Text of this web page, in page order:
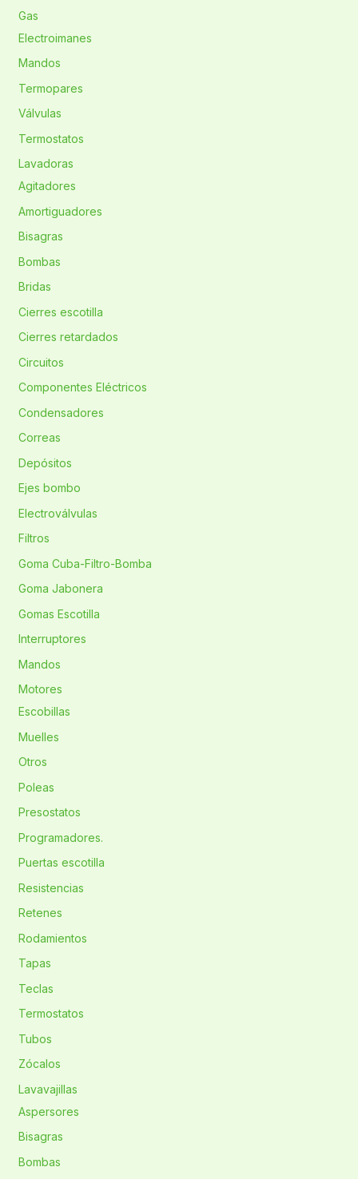
Gas
Electroimanes
Mandos
Termopares
Válvulas
Termostatos
Lavadoras
Agitadores
Amortiguadores
Bisagras
Bombas
Bridas
Cierres escotilla
Cierres retardados
Circuitos
Componentes Eléctricos
Condensadores
Correas
Depósitos
Ejes bombo
Electroválvulas
Filtros
Goma Cuba-Filtro-Bomba
Goma Jabonera
Gomas Escotilla
Interruptores
Mandos
Motores
Escobillas
Muelles
Otros
Poleas
Presostatos
Programadores.
Puertas escotilla
Resistencias
Retenes
Rodamientos
Tapas
Teclas
Termostatos
Tubos
Zócalos
Lavavajillas
Aspersores
Bisagras
Bombas